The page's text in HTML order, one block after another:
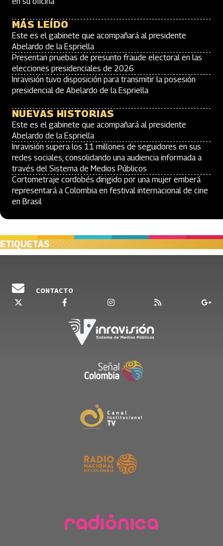
MÁS LEÍDO
Este es el gabinete que acompañará al presidente
Abelardo de la Espriella
Presentan pruebas de presunto fraude electoral en las
elecciones presidenciales de 2026
Inravisión tuvo disposición para transmitir la posesión
presidencial de Abelardo de la Espriella
NUEVAS HISTORIAS
Este es el gabinete que acompañará al presidente
Abelardo de la Espriella
Inravisión supera los 11 millones de seguidores en sus
redes sociales, consolidando una audiencia informada a
través del Sistema de Medios Públicos
Cortometraje cordobés dirigido por una mujer emberá
representará a Colombia en festival internacional de cine
en Brasil
ETIQUETAS
CONTACTO